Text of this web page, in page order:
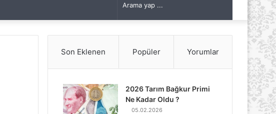
Arama
yap
Son Eklenen Popüler Yorumlar
2026 Tarım Bağkur Primi
Ne Kadar Oldu ?
05.02.2026